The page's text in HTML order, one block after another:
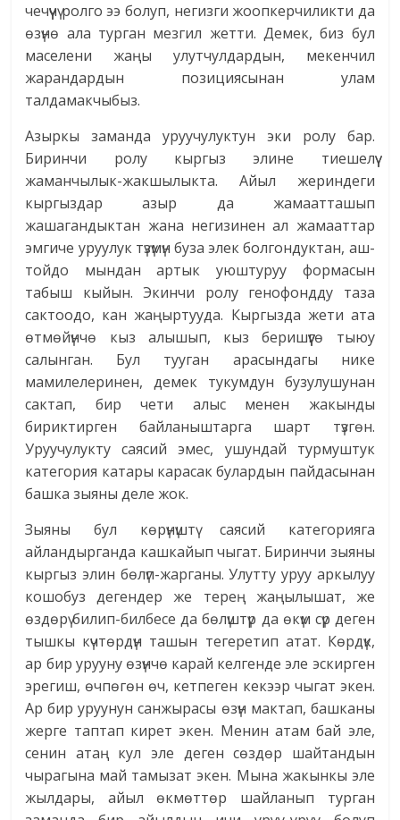
чечүүчү ролго ээ болуп, негизги жоопкерчиликти да
өзүнө ала турган мезгил жетти. Демек, биз бул
маселени жаңы улутчулдардын, мекенчил
жарандардын позициясынан улам
талдамакчыбыз.
Азыркы заманда уруучулуктун эки ролу бар.
Биринчи ролу кыргыз элине тиешелүү
жаманчылык-жакшылыкта. Айыл жериндеги
кыргыздар азыр да жамаатташып
жашагандыктан жана негизинен ал жамааттар
эмгиче уруулук түзүмүн буза элек болгондуктан, аш-
тойдо мындан артык уюштуруу формасын
табыш кыйын. Экинчи ролу генофондду таза
сактоодо, кан жаңыртууда. Кыргызда жети ата
өтмөйүнчө кыз алышып, кыз беришүүгө тыюу
салынган. Бул тууган арасындагы нике
мамилелеринен, демек тукумдун бузулушунан
сактап, бир чети алыс менен жакынды
бириктирген байланыштарга шарт түзгөн.
Уруучулукту саясий эмес, ушундай турмуштук
категория катары карасак булардын пайдасынан
башка зыяны деле жок.
Зыяны бул көрүнүштү саясий категорияга
айландырганда кашкайып чыгат. Биринчи зыяны
кыргыз элин бөлүп-жарганы. Улутту уруу аркылуу
кошобуз дегендер же терең жаңылышат, же
өздөрү билип-билбесе да бөлүштүр да өкүм сүр деген
тышкы күчтөрдүн ташын тегеретип атат. Көрдүк,
ар бир урууну өзүнчө карай келгенде эле эскирген
эрегиш, өчпөгөн өч, кетпеген кекээр чыгат экен.
Ар бир уруунун санжырасы өзүн мактап, башканы
жерге таптап кирет экен. Менин атам бай эле,
сенин атаң кул эле деген сөздөр шайтандын
чырагына май тамызат экен. Мына жакынкы эле
жылдары, айыл өкмөттөр шайланып турган